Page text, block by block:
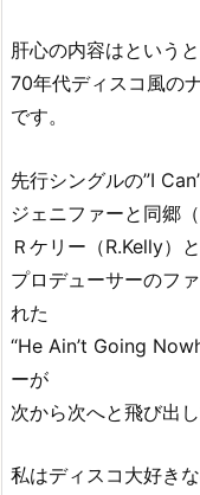
肝心の内容はという
70年代ディスコ風の
です。
先行シングルの”I
ジェニファーと同郷
Ｒケリー（R.Kelly）
プロデューサーのフ
れた
“He Ain’t Going
ーが
次から次へと飛び出し
私はディスコ大好き